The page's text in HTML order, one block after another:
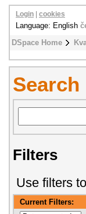
DSpace Home
Login cookies
Language: English
Search
Filters
Use filters
Current Filters: